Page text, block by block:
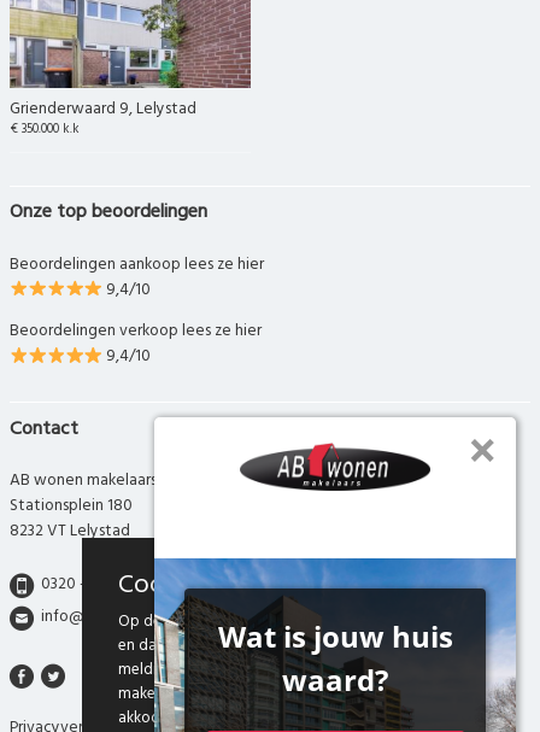
Grienderwaard 9, Lelystad
€ 350.000 k.k
Onze top beoordelingen
Beoordelingen aankoop lees ze hier
9,4/10
Beoordelingen verkoop lees ze hier
9,4/10
Contact
AB wonen makelaars
Stationsplein 180
8232 VT Lelystad
0320 - 280 280
info@abwonen.nl
Cookies
Op deze website maken we gebruik van cookies
en daarmee vergelijkbare technieken. Door deze
melding te sluiten, of door gebruik te blijven
maken van onze website weten we dat je hiermee
akkoord gaat.